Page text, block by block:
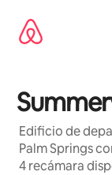
contenido
Edificio de
Palm Springs
4 recámara